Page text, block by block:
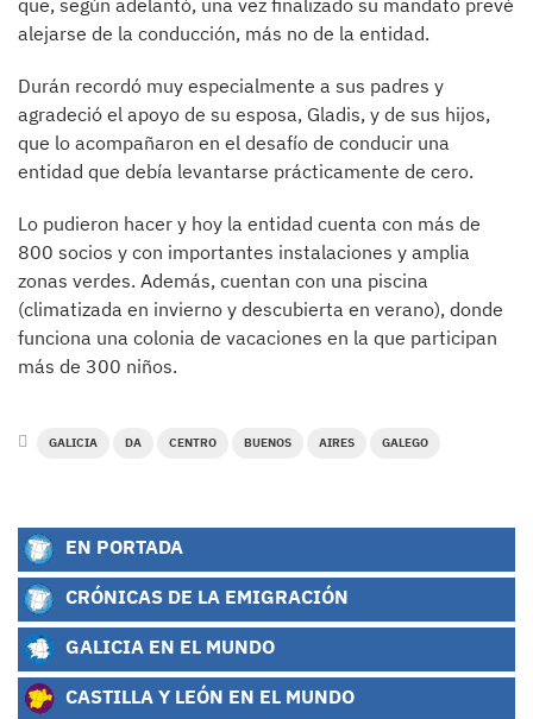
que, según adelantó, una vez finalizado su mandato prevé
alejarse de la conducción, más no de la entidad.
Durán recordó muy especialmente a sus padres y
agradeció el apoyo de su esposa, Gladis, y de sus hijos,
que lo acompañaron en el desafío de conducir una
entidad que debía levantarse prácticamente de cero.
Lo pudieron hacer y hoy la entidad cuenta con más de
800 socios y con importantes instalaciones y amplia
zonas verdes. Además, cuentan con una piscina
(climatizada en invierno y descubierta en verano), donde
funciona una colonia de vacaciones en la que participan
más de 300 niños.
GALICIA DA CENTRO BUENOS AIRES GALEGO
EN PORTADA
CRÓNICAS DE LA EMIGRACIÓN
GALICIA EN EL MUNDO
CASTILLA Y LEÓN EN EL MUNDO